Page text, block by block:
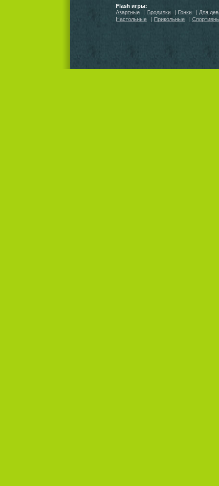
Flash игры:
Азартные
| Бродилки | Гонки | Для
Настольные
| Прикольные |